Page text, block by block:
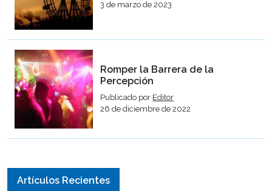
3 de marzo de 2023
Romper la Barrera de la
Percepción
Publicado por Editor
26 de diciembre de 2022
Artículos Recientes